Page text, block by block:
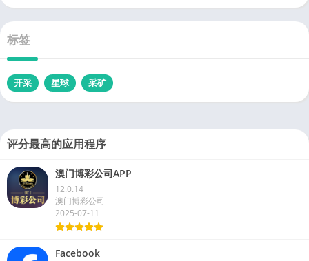
标签
开采 星球 采矿
评分最高的应用程序
澳门博彩公司APP
12.0.14
澳门博彩公司
2025-07-11
Facebook